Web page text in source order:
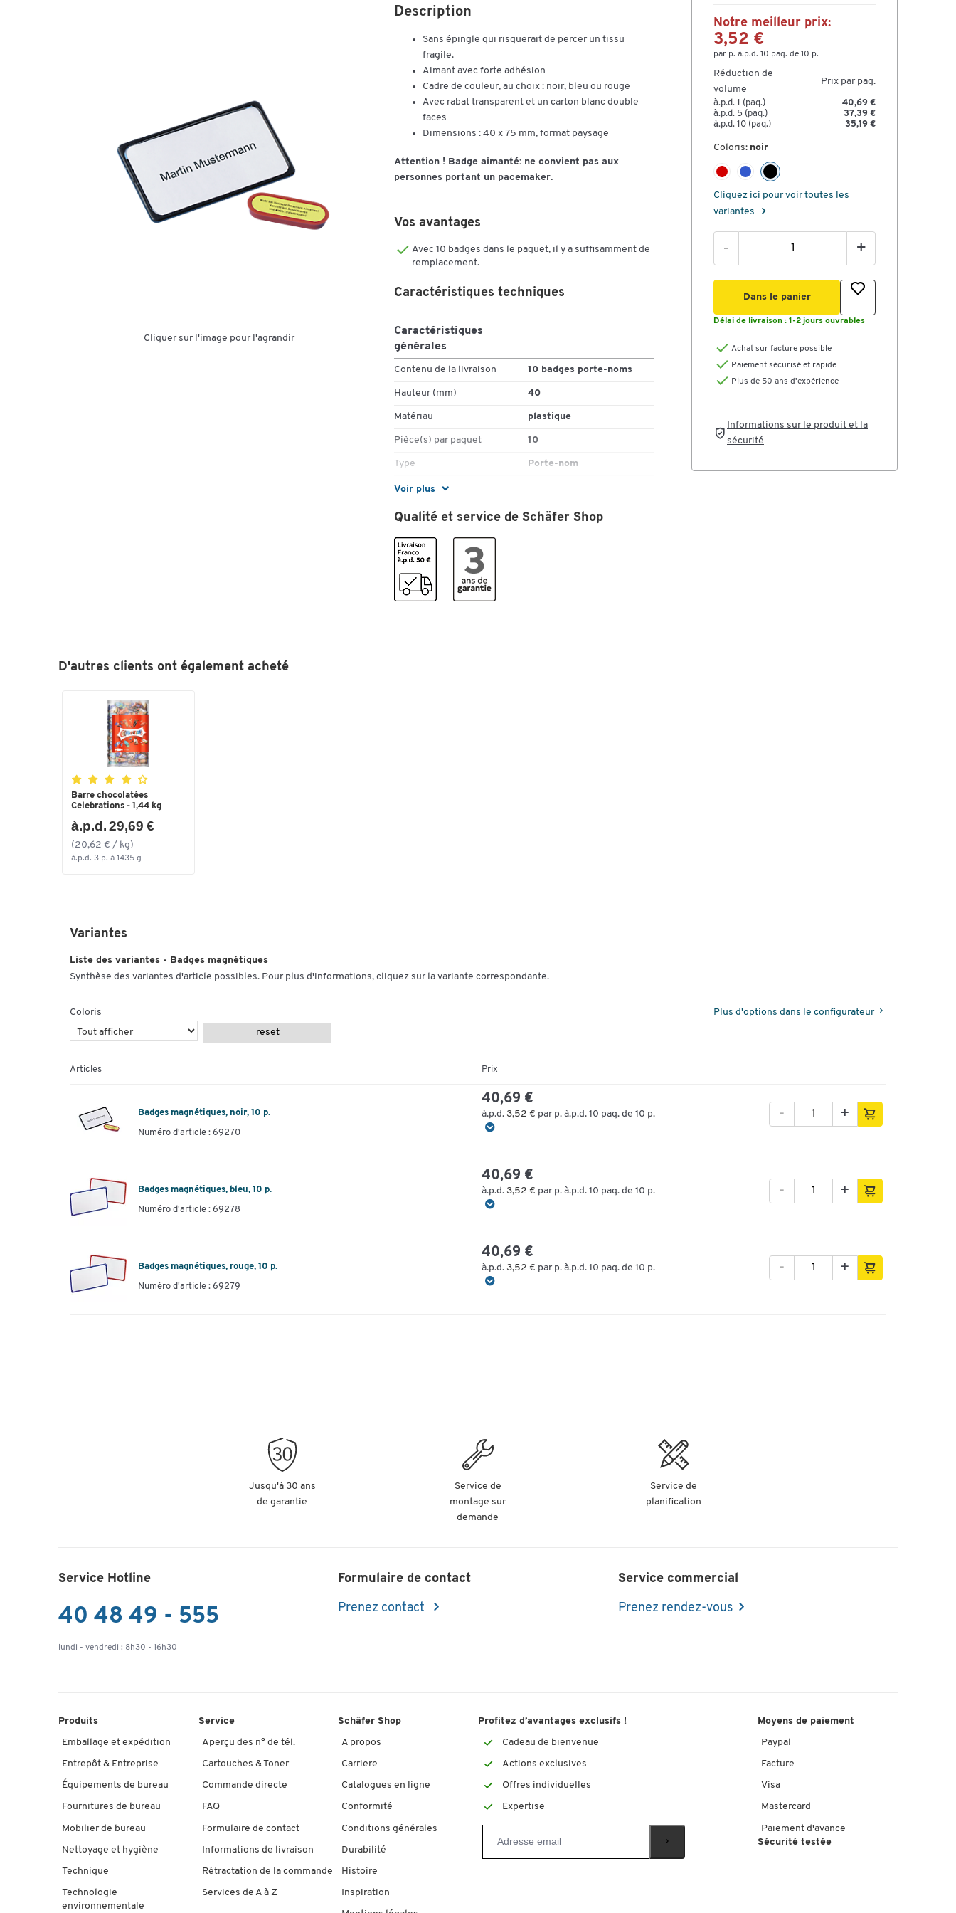
Cliquer sur l'image pour l'agrandir
Description
Sans épingle qui risquerait de percer un tissu
fragile.
Aimant avec forte adhésion
Cadre de couleur, au choix : noir, bleu ou rouge
Avec rabat transparent et un carton blanc double
faces
Dimensions : 40 x 75 mm, format paysage
Attention ! Badge aimanté: ne convient pas aux
personnes portant un pacemaker.
Vos avantages
Avec 10 badges dans le paquet, il y a suffisamment de
remplacement.
Voir plus
Caractéristiques techniques
Caractéristiques
générales
Contenu de la livraison 10 badges porte-noms
Hauteur (mm) 40
Matériau plastique
Pièce(s) par paquet 10
Type Porte-nom
Type de fixation
Couleurs
Coloris
Dimensions
Largeur (mm)
Qualité et service de Schäfer Shop
Notre meilleur prix:
3,52 €
par p. à.p.d. 10 paq. de 10 p.
Réduction de
volume
Prix par paq.
à.p.d. 1 (paq.)
40,69 €
à.p.d. 5 (paq.)
37,39 €
à.p.d. 10 (paq.)
35,19 €
Coloris: noir
Cliquez ici pour voir toutes les
variantes
- +
Dans le panier
Délai de livraison : 1-2 jours ouvrables
Achat sur facture possible
Paiement sécurisé et rapide
Plus de 50 ans d'expérience
Informations sur le produit et la
sécurité
D'autres clients ont également acheté
Barre chocolatées
Celebrations - 1,44 kg
à.p.d. 29,69 €
(20,62 € / kg)
à.p.d. 3 p. à 1435 g
Variantes
Liste des variantes - Badges magnétiques
Synthèse des variantes d'article possibles. Pour plus d'informations, cliquez sur la variante correspondante.
Coloris
reset
Plus d'options dans le configurateur
Articles Prix
Badges magnétiques, noir, 10 p.
Numéro d'article : 69270
40,69 €
à.p.d. 3,52 € par p. à.p.d. 10 paq. de 10 p. +
-
Badges magnétiques, bleu, 10 p.
Numéro d'article : 69278
40,69 €
à.p.d. 3,52 € par p. à.p.d. 10 paq. de 10 p. +
-
Badges magnétiques, rouge, 10 p.
Numéro d'article : 69279
40,69 €
à.p.d. 3,52 € par p. à.p.d. 10 paq. de 10 p. +
-
Jusqu'à 30 ans
de garantie
Service de
montage sur
demande
Service de
planification
Service Hotline
40 48 49 - 555
lundi - vendredi : 8h30 - 16h30
Formulaire de contact
Prenez contact
Service commercial
Prenez rendez-vous
Produits
Emballage et expédition
Entrepôt & Entreprise
Équipements de bureau
Fournitures de bureau
Mobilier de bureau
Nettoyage et hygiène
Technique
Technologie
environnementale
Service
Aperçu des n° de tél.
Cartouches & Toner
Commande directe
FAQ
Formulaire de contact
Informations de livraison
Rétractation de la commande
Services de A à Z
Schäfer Shop
A propos
Carriere
Catalogues en ligne
Conformité
Conditions générales
Durabilité
Histoire
Inspiration
Profitez d’avantages exclusifs !
Cadeau de bienvenue
Actions exclusives
Offres individuelles
Expertise
Moyens de paiement
Paypal
Facture
Visa
Mastercard
Paiement d'avance
Sécurité testée